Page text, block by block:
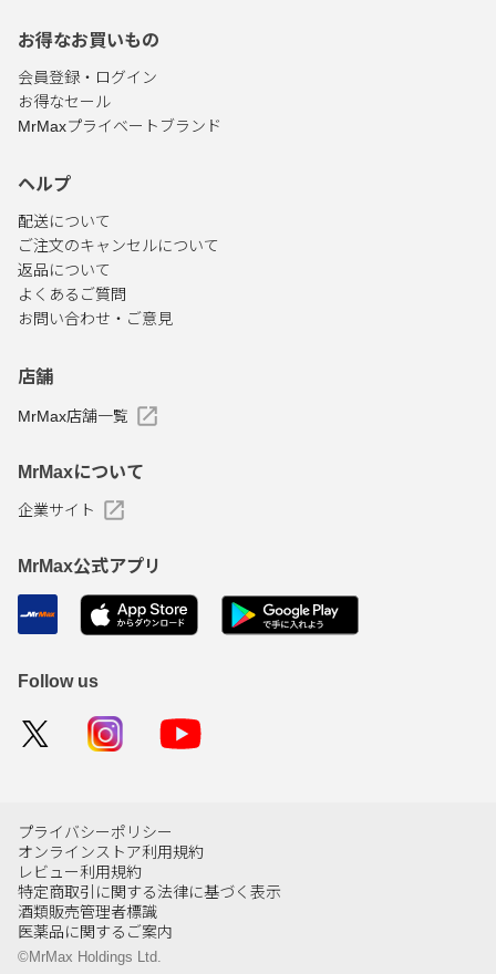
お得なお買いもの
会員登録・ログイン
お得なセール
MrMaxプライベートブランド
ヘルプ
配送について
ご注文のキャンセルについて
返品について
よくあるご質問
お問い合わせ・ご意見
店舗
MrMax店舗一覧
MrMaxについて
企業サイト
MrMax公式アプリ
Follow us
プライバシーポリシー
オンラインストア利用規約
レビュー利用規約
特定商取引に関する法律に基づく表示
酒類販売管理者標識
医薬品に関するご案内
©MrMax Holdings Ltd.